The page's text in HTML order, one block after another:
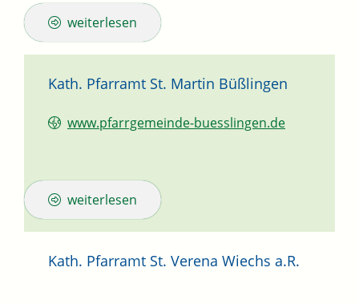
weiterlesen
Kath. Pfarramt St. Martin Büßlingen
www.pfarrgemeinde-buesslingen.de
weiterlesen
Kath. Pfarramt St. Verena Wiechs a.R.